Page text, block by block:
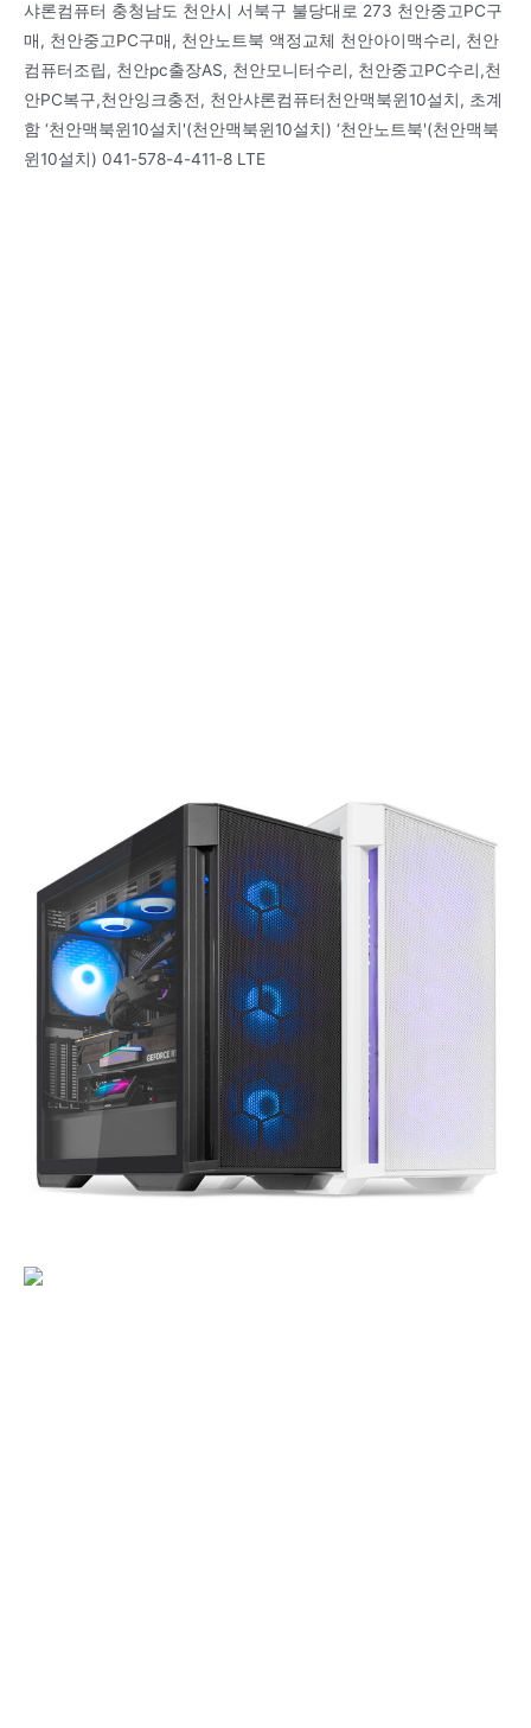
샤론컴퓨터 충청남도 천안시 서북구 불당대로 273 천안중고PC구
매, 천안중고PC구매, 천안노트북 액정교체 천안아이맥수리, 천안
컴퓨터조립, 천안pc출장AS, 천안모니터수리, 천안중고PC수리,천
안PC복구,천안잉크충전, 천안샤론컴퓨터천안맥북윈10설치, 초계
함 ‘천안맥북윈10설치'(천안맥북윈10설치) ‘천안노트북'(천안맥북
윈10설치) 041-578-4-411-8 LTE